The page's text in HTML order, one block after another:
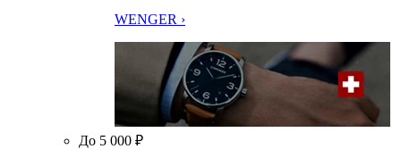
WENGER ›
До 5 000 ₽